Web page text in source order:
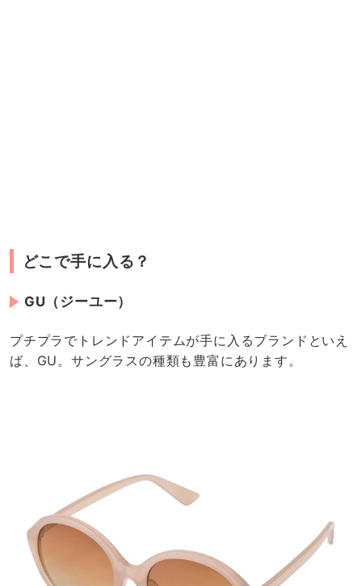
どこで手に入る？
GU（ジーユー）
プチプラでトレンドアイテムが手に入るブランドといえ
ば、GU。サングラスの種類も豊富にあります。